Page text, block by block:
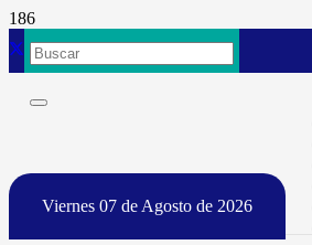
Viernes 07 de Agosto de 2026